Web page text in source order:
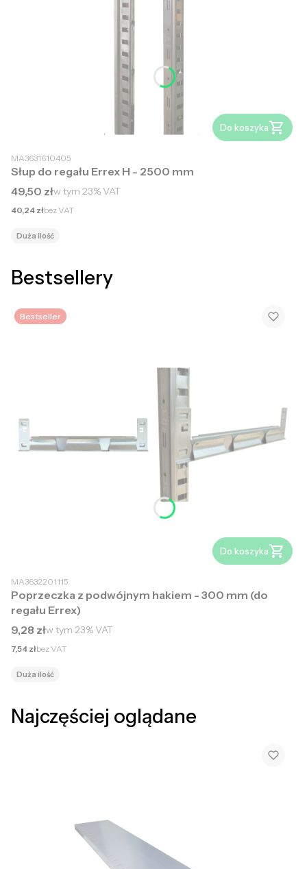
Do koszyka
MA3631610405
Słup do regału Errex H - 2500 mm
Cena brutto
49,50 złw tym 23%VAT
Cena netto
40,24 złbez VAT
Duża ilość
Bestsellery
Bestseller
Do koszyka
MA3632201115
Poprzeczka z podwójnym hakiem - 300 mm (do
regału Errex)
Cena brutto
9,28 złw tym 23%VAT
Cena netto
7,54 złbez VAT
Duża ilość
Najczęściej oglądane